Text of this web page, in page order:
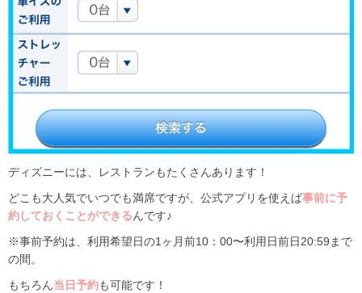
ディズニーには、レストランもたくさんあります！
どこも大人気でいつでも満席ですが、公式アプリを使えば事前に予
約しておくことができるんです♪
※事前予約は、利用希望日の1ヶ月前10：00〜利用日前日20:59まで
の間。
もちろん当日予約も可能です！